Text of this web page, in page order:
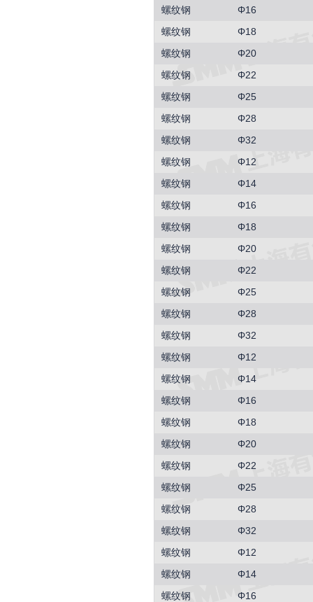
螺纹钢
Φ16
螺纹钢
Φ18
螺纹钢
Φ20
螺纹钢
Φ22
螺纹钢
Φ25
螺纹钢
Φ28
螺纹钢
Φ32
螺纹钢
Φ12
螺纹钢
Φ14
螺纹钢
Φ16
螺纹钢
Φ18
螺纹钢
Φ20
螺纹钢
Φ22
螺纹钢
Φ25
螺纹钢
Φ28
螺纹钢
Φ32
螺纹钢
Φ12
螺纹钢
Φ14
螺纹钢
Φ16
螺纹钢
Φ18
螺纹钢
Φ20
螺纹钢
Φ22
螺纹钢
Φ25
螺纹钢
Φ28
螺纹钢
Φ32
螺纹钢
Φ12
螺纹钢
Φ14
螺纹钢
Φ16